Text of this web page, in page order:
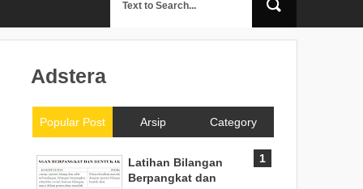
Adstera
Popular Post Arsip Category
Latihan Bilangan
Berpangkat dan